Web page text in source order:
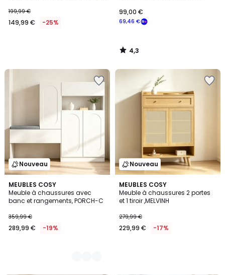
199,99 €
149,99 € -25% 69,46 €
99,00 €
4,3
/
Nouveau
MEUBLES COSY
Meuble à chaussures avec
banc et rangements, PORCH-C
359,99 €
289,99 € -19%
2
Couleurs
Nouveau
MEUBLES COSY
Meuble à chaussures 2 portes
et 1 tiroir ,MELVINH
279,99 €
229,99 € -17%